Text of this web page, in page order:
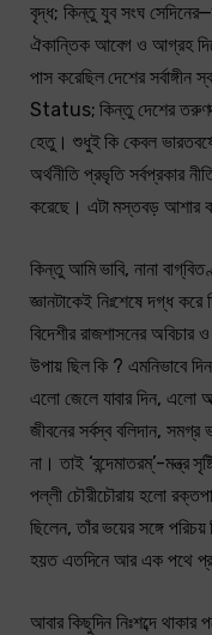
বৃদ্ধ; কিন্তু যুব সংঘ
ঐকান্তিক আবেগ ও আগ্রহ
পাস করেছিল দেশের
Status; কিন্তু দেশের তরুণদল
হেতু। শুধুই কি কেবল
অর্থনীতি প্রভৃতি সর্বপ্রকার
করেছে। এটা মস্তবড় আশার
কিন্তু আমি ভাবি, নানা
জ্ঞানটাকেই নিঃশেষে দগ্ধ
বিদেশীর রাজশাসনের
উপায় ছিল কি ? এমনিভাবে
এলো জেলে যাবার দিন, এলো
জীবনের সর্বস্ব বলিদান,
না। তাই ‘বন্দেমাতরম্‌’-
পল্লী চৌরীচৌরায় হলো
ছিলেন, তাঁর ভয়ের সঙ্গে
হয়ত এতদিনে আর এক পথে
আবার কিছুদিন নিঃশব্দে